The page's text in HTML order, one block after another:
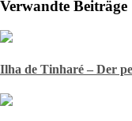
Verwandte Beiträge
Ilha de Tinharé – Der